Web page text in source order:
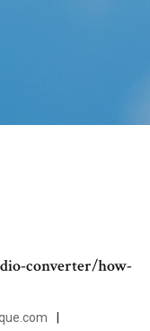
converter/how-